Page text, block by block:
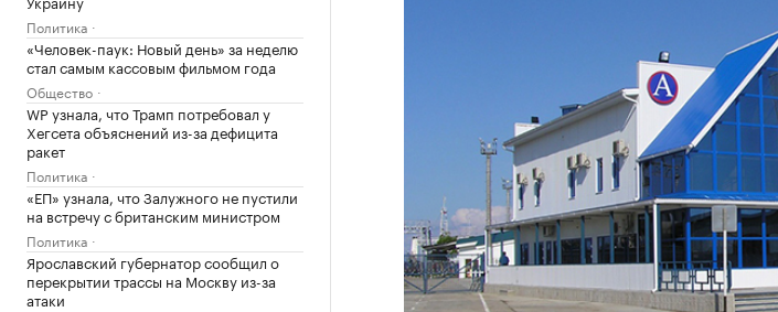
Политика
«Человек-паук: Новый день» за неделю
стал самым кассовым фильмом года
Общество
WP узнала, что Трамп потребовал у
Хегсета объяснений из-за дефицита
ракет
Политика
«ЕП» узнала, что Залужного не пустили
на встречу с британским министром
Политика
Ярославский губернатор сообщил о
перекрытии трассы на Москву из-за
атаки